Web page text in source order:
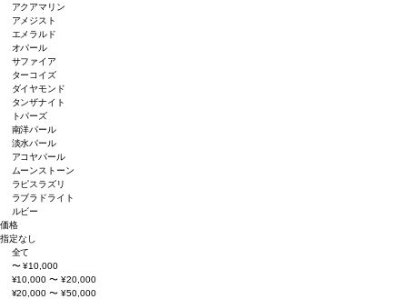
アクアマリン
アメジスト
エメラルド
オパール
サファイア
ターコイズ
ダイヤモンド
タンザナイト
トパーズ
南洋パール
淡水パール
アコヤパール
ムーンストーン
ラピスラズリ
ラブラドライト
ルビー
価格
指定なし
全て
〜 ¥10,000
¥10,000 〜 ¥20,000
¥20,000 〜 ¥50,000